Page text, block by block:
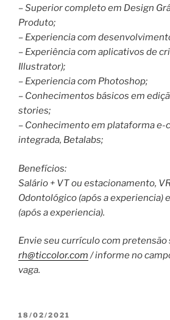
– Superior completo em Design
Produto;
– Experiencia com
– Experiência com aplicativos de
Illustrator);
– Experiencia com Photoshop;
– Conhecimentos básicos em
stories;
– Conhecimento em plataforma e-
integrada, Betalabs;
Benefícios:
Salário + VT ou estacionamento,
Odontológico (após a experiencia)
(após a experiencia).
Envie seu currículo com pretensão
rh@ticcolor.com / informe no
vaga.
PUBLICADO
18/02/2021